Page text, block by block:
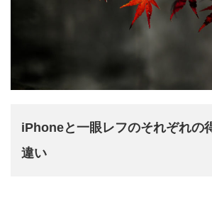
iPhoneと一眼レフのそれぞれの
違い